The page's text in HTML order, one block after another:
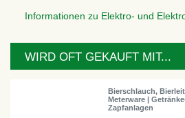
Informationen zu Elektro- und
WIRD OFT GEKAUFT MIT...
Bierschlauch,
Meterware |
Zapfanlagen